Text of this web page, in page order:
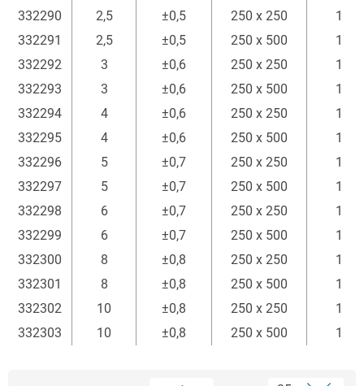
332290
2,5 ±0,5 250 x 250
1
332291
2,5 ±0,5 250 x 500
1
332292
3 ±0,6 250 x 250
1
332293
3 ±0,6 250 x 500
1
332294
4 ±0,6 250 x 250
1
332295
4 ±0,6 250 x 500
1
332296
5 ±0,7 250 x 250
1
332297
5 ±0,7 250 x 500
1
332298
6 ±0,7 250 x 250
1
332299
6 ±0,7 250 x 500
1
332300
8 ±0,8 250 x 250
1
332301
8 ±0,8 250 x 500
1
332302
10 ±0,8 250 x 250
1
332303
10 ±0,8 250 x 500 1